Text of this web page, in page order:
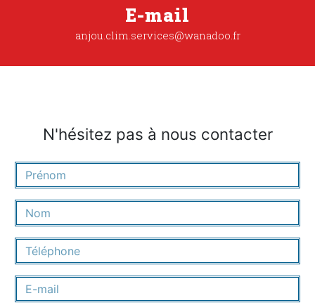
E-mail
anjou.clim.services@wanadoo.fr
N'hésitez pas à nous contacter